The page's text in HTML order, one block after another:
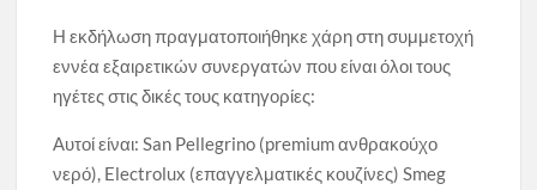
Η εκδήλωση πραγματοποιήθηκε χάρη στη συμμετοχή
εννέα εξαιρετικών συνεργατών που είναι όλοι τους
ηγέτες στις δικές τους κατηγορίες:
Αυτοί είναι: San Pellegrino (premium ανθρακούχο
νερό), Electrolux (επαγγελματικές κουζίνες) Smeg